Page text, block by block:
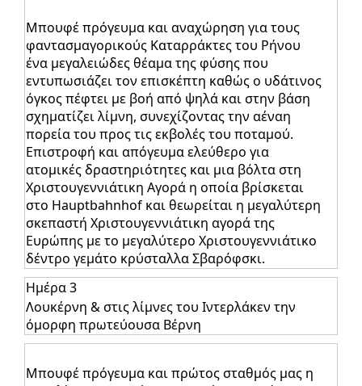
Μπουφέ πρόγευμα και αναχώρηση για τους
φαντασμαγορικούς Καταρράκτες του Ρήνου
ένα μεγαλειώδες θέαμα της φύσης που
εντυπωσιάζει τον επισκέπτη καθώς ο υδάτινος
όγκος πέφτει με βοή από ψηλά και στην βάση
σχηματίζει λίμνη, συνεχίζοντας την αέναη
πορεία του προς τις εκβολές του ποταμού.
Επιστροφή και απόγευμα ελεύθερο για
ατομικές δραστηριότητες και μια βόλτα στη
Χριστουγεννιάτικη Αγορά η οποία βρίσκεται
στο Hauptbahnhof και θεωρείται η μεγαλύτερη
σκεπαστή Χριστουγεννιάτικη αγορά της
Ευρώπης με το μεγαλύτερο Χριστουγεννιάτικο
δέντρο γεμάτο κρύσταλλα Σβαρόφσκι.
Ημέρα 3
Λουκέρνη & στις λίμνες του Ιντερλάκεν την
όμορφη πρωτεύουσα Βέρνη
Μπουφέ πρόγευμα και πρώτος σταθμός μας η